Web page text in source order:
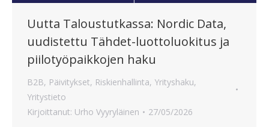
Uutta Taloustutkassa: Nordic Data,
uudistettu Tähdet-luottoluokitus ja
piilotyöpaikkojen haku
B2B, Päivitykset, Riskienhallinta, Yrityshaku,
Yritystieto
Kirjoittanut: Urho Vyyryläinen 27/05/2026